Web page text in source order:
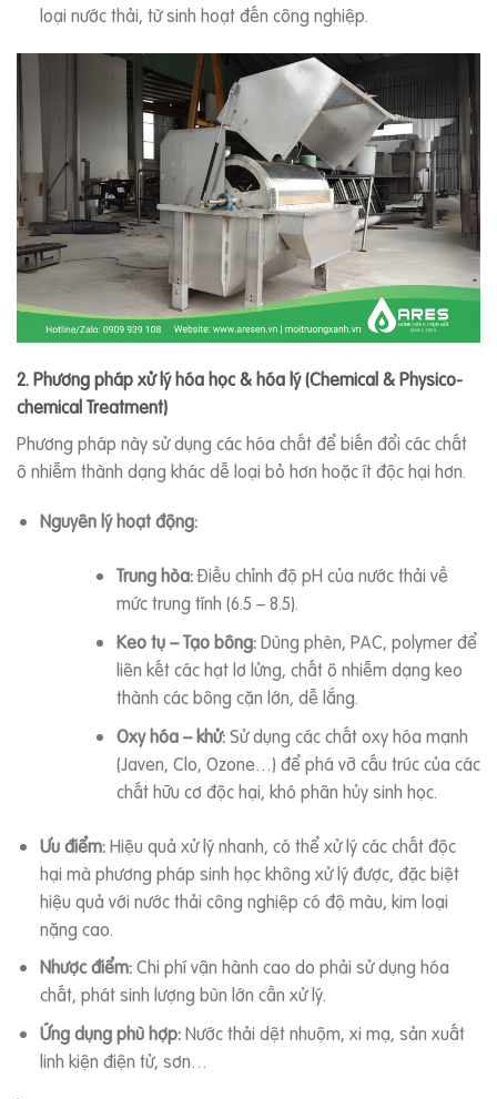
loại nước thải, từ sinh hoạt đến công nghiệp.
2. Phương pháp xử lý hóa học & hóa lý (Chemical & Physico-
chemical Treatment)
Phương pháp này sử dụng các hóa chất để biến đổi các chất
ô nhiễm thành dạng khác dễ loại bỏ hơn hoặc ít độc hại hơn.
Nguyên lý hoạt động:
Trung hòa:Điều chỉnh độ pH của nước thải về
mức trung tính (6.5 – 8.5).
Keo tụ – Tạo bông:Dùng phèn, PAC, polymer để
liên kết các hạt lơ lửng, chất ô nhiễm dạng keo
thành các bông cặn lớn, dễ lắng.
Oxy hóa – khử:Sử dụng các chất oxy hóa mạnh
(Javen, Clo, Ozone…) để phá vỡ cấu trúc của các
chất hữu cơ độc hại, khó phân hủy sinh học.
Ưu điểm:Hiệu quả xử lý nhanh, có thể xử lý các chất độc
hại mà phương pháp sinh học không xử lý được, đặc biệt
hiệu quả với nước thải công nghiệp có độ màu, kim loại
nặng cao.
Nhược điểm:Chi phí vận hành cao do phải sử dụng hóa
chất, phát sinh lượng bùn lớn cần xử lý.
Ứng dụng phù hợp:Nước thải dệt nhuộm, xi mạ, sản xuất
linh kiện điện tử, sơn…